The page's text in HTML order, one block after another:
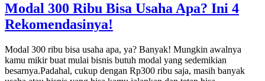
Modal 300 Ribu Bisa Usaha Apa? Ini 4
Rekomendasinya!
Modal 300 ribu bisa usaha apa, ya? Banyak! Mungkin awalnya
kamu mikir buat mulai bisnis butuh modal yang sedemikian
besarnya.Padahal, cukup dengan Rp300 ribu saja, masih banyak